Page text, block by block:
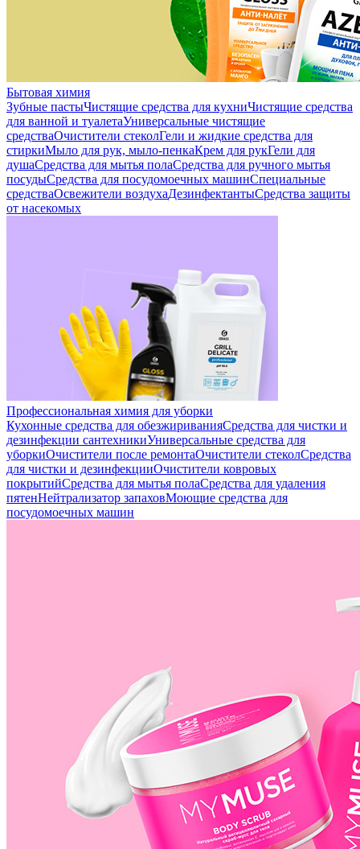
Бытовая химия
Зубные пастыЧистящие средства для кухниЧистящие средства
для ванной и туалетаУниверсальные чистящие
средстваОчистители стеколГели и жидкие средства для
стиркиМыло для рук, мыло-пенкаКрем для рукГели для
душаСредства для мытья полаСредства для ручного мытья
посудыСредства для посудомоечных машинСпециальные
средстваОсвежители воздухаДезинфектантыСредства защиты
от насекомых
Профессиональная химия для уборки
Кухонные средства для обезжириванияСредства для чистки и
дезинфекции сантехникиУниверсальные средства для
уборкиОчистители после ремонтаОчистители стеколСредства
для чистки и дезинфекцииОчистители ковровых
покрытийСредства для мытья полаСредства для удаления
пятенНейтрализатор запаховМоющие средства для
посудомоечных машин